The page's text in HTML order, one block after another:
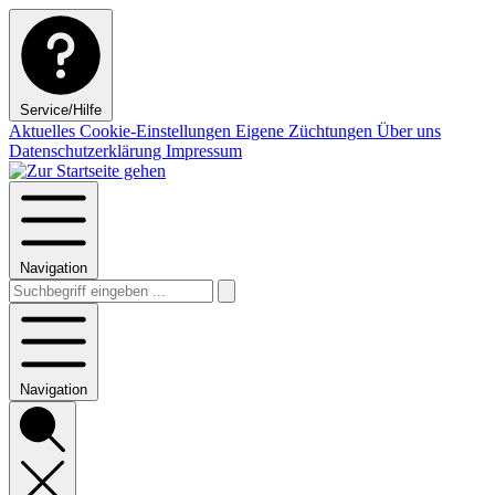
Service/Hilfe
Aktuelles Cookie-Einstellungen Eigene Züchtungen Über uns
Datenschutzerklärung Impressum
Navigation
Navigation